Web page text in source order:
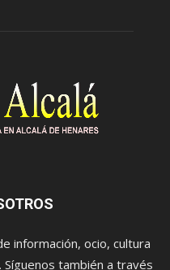
información, ocio, cultura
también a través